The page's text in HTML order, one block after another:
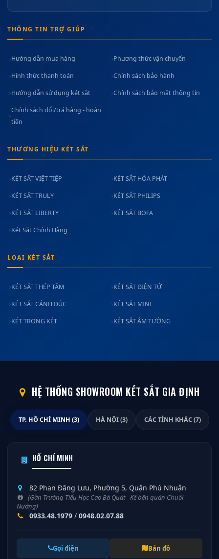
THÔNG TIN TRỢ GIÚP
Hướng dẫn mua hàng Phương thức vận chuyển
Hình thức thanh toán Chính sách bảo hành
Hướng dẫn sử dụng két sắt Chính sách bảo mật thông tin
Chính sách đổi/trả hàng - hoàn
tiền
THƯƠNG HIỆU KÉT SẮT
KÉT SẮT VIỆT TIỆP KÉT SẮT HÒA PHÁT
KÉT SẮT TRULY KÉT SẮT PHILIPS
KÉT SẮT LIBERTY KÉT SẮT BOFA
Két Sắt Chính Hãng
LOẠI KÉT SẮT
KÉT SẮT THÉP TẤM KÉT SẮT ĐIỆN TỬ
KÉT SẮT CÁNH ĐÚC KÉT SẮT MINI
KÉT TRONG KÉT KÉT SẮT ÂM TƯỜNG
HỆ THỐNG SHOWROOM KÉT SẮT GIA ĐỊNH
TP. HỒ CHÍ MINH (3) HÀ NỘI (3) CÁC TỈNH KHÁC (7)
HỒ CHÍ MINH
82 Phan Đăng Lưu, Phường 5, Quận Phú Nhuận
(Gần Trường Tiểu Học Cao Bá Quát - Kế bên quán Chuối
Nướng)
0933.48.1979 / 0948.02.07.88
Gọi điện Bản đồ